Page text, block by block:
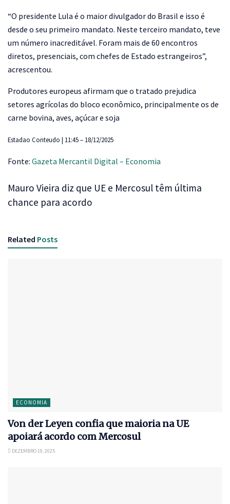
“O presidente Lula é o maior divulgador do Brasil e isso é
desde o seu primeiro mandato. Neste terceiro mandato, teve
um número inacreditável. Foram mais de 60 encontros
diretos, presenciais, com chefes de Estado estrangeiros”,
acrescentou.
Produtores europeus afirmam que o tratado prejudica
setores agrícolas do bloco econômico, principalmente os de
carne bovina, aves, açúcar e soja
Estadao Conteudo | 11:45 – 18/12/2025
Fonte: Gazeta Mercantil Digital – Economia
Mauro Vieira diz que UE e Mercosul têm última
chance para acordo
Related Posts
ECONOMIA
Von der Leyen confia que maioria na UE
apoiará acordo com Mercosul
DEZEMBRO 19, 2025